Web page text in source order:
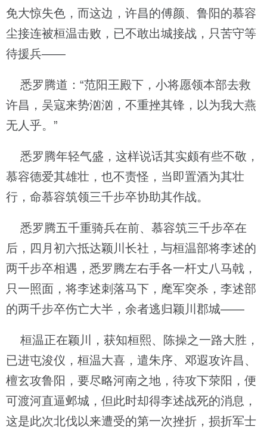
免大惊失色，而这边，许昌的傅颜、鲁阳的慕容
尘接连被桓温击败，已不敢出城接战，只苦守等
待援兵——
悉罗腾道：“范阳王殿下，小将愿领本部去救
许昌，吴寇来势汹汹，不重挫其锋，以为我大燕
无人乎。”
悉罗腾年轻气盛，这样说话其实颇有些不敬，
慕容德爱其雄壮，也不责怪，当即置酒为其壮
行，命慕容筑领三千步卒协助其作战。
悉罗腾五千重骑兵在前、慕容筑三千步卒在
后，四月初六抵达颖川长社，与桓温部将李述的
两千步卒相遇，悉罗腾左右手各一杆丈八马戟，
只一照面，将李述刺落马下，麾军突杀，李述部
的两千步卒伤亡大半，余者逃归颖川郡城——
桓温正在颖川，获知桓熙、陈操之一路大胜，
已进屯浚仪，桓温大喜，遣朱序、邓遐攻许昌、
檀玄攻鲁阳，要尽略河南之地，待攻下荥阳，便
可渡河直逼邺城，但此时却得李述战死的消息，
这是此次北伐以来遭受的第一次挫折，损折军士